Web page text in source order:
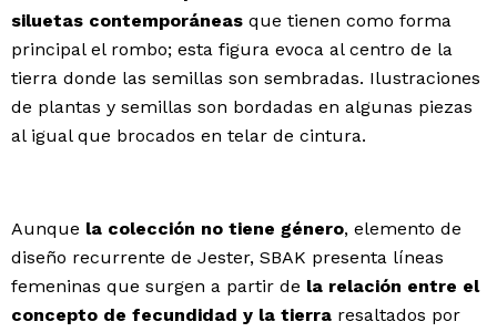
siluetas contemporáneas que tienen como forma
principal el rombo; esta figura evoca al centro de la
tierra donde las semillas son sembradas. Ilustraciones
de plantas y semillas son bordadas en algunas piezas
al igual que brocados en telar de cintura.
Aunque la colección no tiene género, elemento de
diseño recurrente de Jester, SBAK presenta líneas
femeninas que surgen a partir de la relación entre el
concepto de fecundidad y la tierra resaltados por